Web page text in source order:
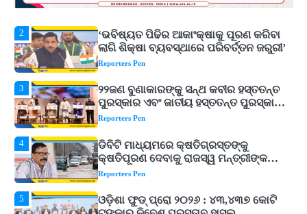
Reporters Pen
3
୨୨ଜଣ ବୁଣାକାରଙ୍କୁ ସନ୍ଥ କବୀର ହସ୍ତତନ୍ତ
ପୁରସ୍କାର ଏବଂ ଜାତୀୟ ହସ୍ତତନ୍ତ ପୁରସ୍କାର
ପ୍ରଦାନ, ଓଡ଼ିଶାରୁ ୨ ଜଣଙ୍କୁ ମିଳିଲା
Reporters Pen
4
ଡିବିଟି ମାଧ୍ୟମରେ କ୍ଷତିଗ୍ରସ୍ତଙ୍କୁ
କ୍ଷତିପୂରଣ ଦେବାକୁ ରାଜସ୍ୱ ମନ୍ତ୍ରୀଙ୍କ
ନିର୍ଦ୍ଦେଶ
Reporters Pen
5
ଓଡ଼ିଶା ଫୁଡ୍ ପ୍ରୋ ୨୦୨୬ : ୪୩,୪୩୭ କୋଟି
ଟଙ୍କାର ନିବେଶ ପ୍ରସ୍ତାବ ହାସଲ
Reporters Pen
1
ଘରର ବାସ୍ତୁଦୋଷ ଦୂର କରିବ ଲିଲି ଫୁଲ!